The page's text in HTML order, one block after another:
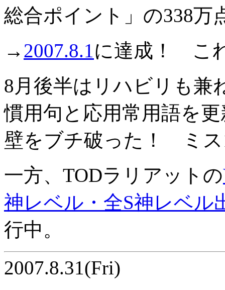
総合ポイント」の338万
→ 2007.8.1に達成！ こ
8月後半はリハビリも兼
慣用句と応用常用語を
壁をブチ破った！ ミス
一方、TODラリアットの
神レベル・全S神レベル
行中。
2007.8.31(Fri)